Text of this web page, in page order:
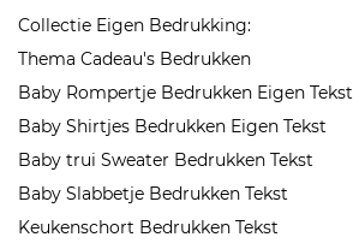
Collectie Eigen Bedrukking:
Thema Cadeau's Bedrukken
Baby Rompertje Bedrukken Eigen Tekst
Baby Shirtjes Bedrukken Eigen Tekst
Baby trui Sweater Bedrukken Tekst
Baby Slabbetje Bedrukken Tekst
Keukenschort Bedrukken Tekst